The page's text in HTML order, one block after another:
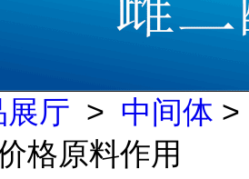
展厅 > 中间体 >
格原料作用